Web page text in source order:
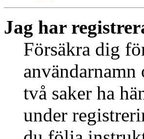
Jag har
Försäkra dig
användarnamn
två saker ha
under